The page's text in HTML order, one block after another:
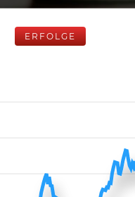
ERFOLGE